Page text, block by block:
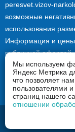
peresvet.vizov-
возможные
использования
Информация и
публичной
материалов сайта
правообладателя и
peresvet.vizov-
2026 © Вызов
Мы используем
Яндекс Метрика
что позволяет
пользователями
страниц нашего
отношении